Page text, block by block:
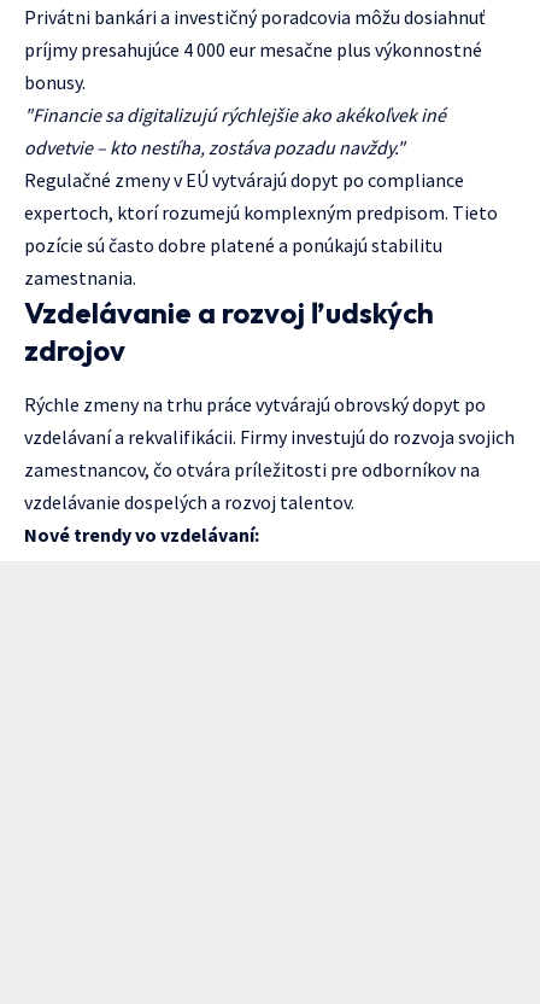
Privátni bankári a investičný poradcovia môžu dosiahnuť
príjmy presahujúce 4 000 eur mesačne plus výkonnostné
bonusy.
"Financie sa digitalizujú rýchlejšie ako akékoľvek iné
odvetvie – kto nestíha, zostáva pozadu navždy."
Regulačné zmeny v EÚ vytvárajú dopyt po compliance
expertoch, ktorí rozumejú komplexným predpisom. Tieto
pozície sú často dobre platené a ponúkajú stabilitu
zamestnania.
Vzdelávanie a rozvoj ľudských
zdrojov
Rýchle zmeny na trhu práce vytvárajú obrovský dopyt po
vzdelávaní a rekvalifikácii. Firmy investujú do rozvoja svojich
zamestnancov, čo otvára príležitosti pre odborníkov na
vzdelávanie dospelých a rozvoj talentov.
Nové trendy vo vzdelávaní: